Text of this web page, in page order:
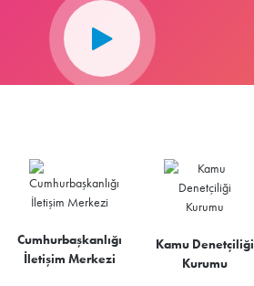
Cumhurbaşkanlığı
İletişim Merkezi
Kamu Denetçiliği
Kurumu